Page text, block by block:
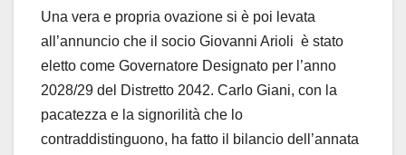
Una vera e propria ovazione si è poi levata
all’annuncio che il socio Giovanni Arioli è stato
eletto come Governatore Designato per l’anno
2028/29 del Distretto 2042. Carlo Giani, con la
pacatezza e la signorilità che lo
contraddistinguono, ha fatto il bilancio dell’annata